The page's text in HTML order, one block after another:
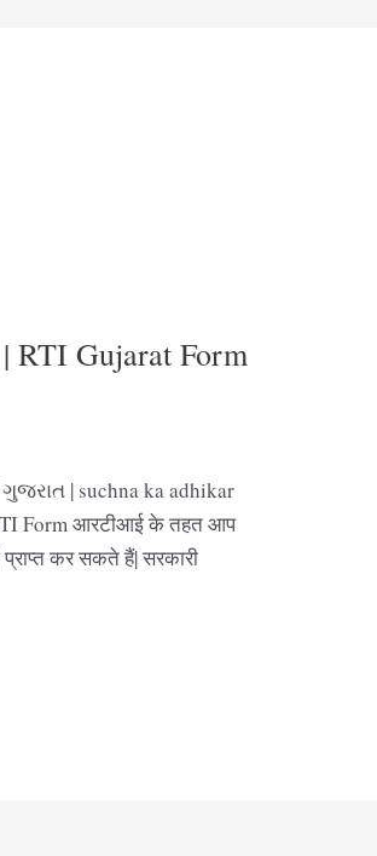
RTI Gujarat Form
| suchna ka adhikar
Form आरटीआई के तहत आप
प्राप्त कर सकते हैं| सरकारी